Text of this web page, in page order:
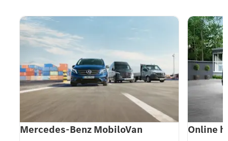
Mercedes-Benz MobiloVan Online